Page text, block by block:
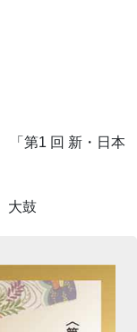
第1 回 新・日本
大鼓